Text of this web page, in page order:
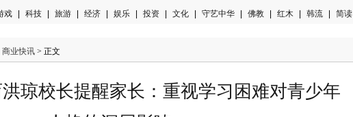
戏 科技 旅游 经济 娱乐 投资 文化 守艺中华 佛教 红木 韩流 简读
商业快讯 > 正文
琼校长提醒家长：重视学习困难对青少年